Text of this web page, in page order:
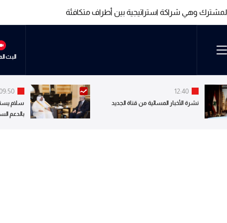
المشترك وهي شراكة استراتيجية بين أطراف متكافئة
البث
12:40
نشرة الأخبار المسائية من قناة الجديد
سلام
بالدعم